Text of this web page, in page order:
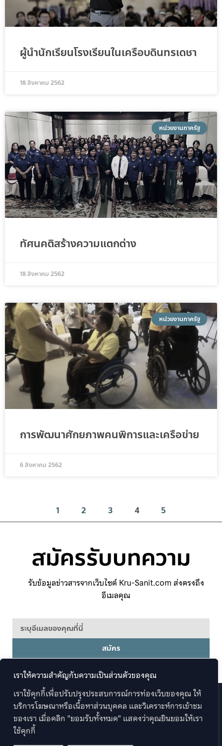
เราให้ความสำคัญกับความเป็นส่วนตัวของคุณ
เราใช้คุกกี้เพื่อปรับปรุงประสบการณ์การท่องเว็บของคุณ ให้
บริการโฆษณาหรือเนื้อหาส่วนบุคคล และวิเคราะห์การเข้าชม
ของเรา เมื่อคลิก "ยอมรับทั้งหมด" แสดงว่าคุณยินยอมให้เรา
ใช้คุกกี้
ผู้นำนักเรียนโรงเรียนในเครือบดินทรเดชา
18 สิงหาคม 2562
หน่วยงานภาครัฐ
ทัศนคติสร้างความแตกต่าง
18 สิงหาคม 2562
หน่วยงานภาครัฐ
การพัฒนาศักยภาพคนพิการและเครือข่าย
6 สิงหาคม 2562
1 2 3 4 5
สมัครรับบทความ
รับข้อมูลข่าวสารจากเว็บไซต์ Kru-Sanit.com ส่งตรงถึง
อีเมลคุณ
สมัคร
Copyright 2026 © Kru-Sanit.com . All rights Reserved.